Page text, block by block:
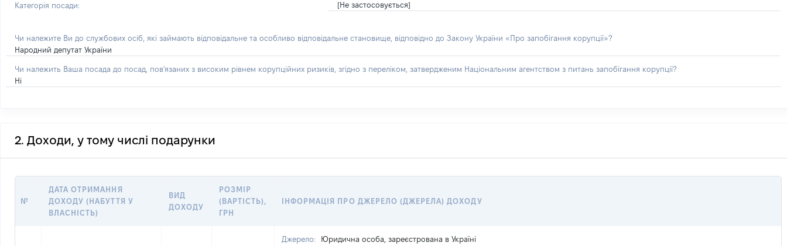
Категорія посади: [Не застосовується]
Чи належите Ви до службових осіб, які займають відповідальне та особливо відповідальне становище, відповідно до Закону України «Про запобігання корупції»?
Народний депутат України
Чи належить Ваша посада до посад, пов'язаних з високим рівнем корупційних ризиків, згідно з переліком, затвердженим Національним агентством з питань запобігання корупції?
Ні
2. Доходи, у тому числі подарунки
№
ДАТА ОТРИМАННЯ
ДОХОДУ (НАБУТТЯ У
ВЛАСНІСТЬ)
ВИД
ДОХОДУ
РОЗМІР
(ВАРТІСТЬ),
ГРН
ІНФОРМАЦІЯ ПРО ДЖЕРЕЛО (ДЖЕРЕЛА) ДОХОДУ
Джерело:
Юридична особа, зареєстрована в Україні